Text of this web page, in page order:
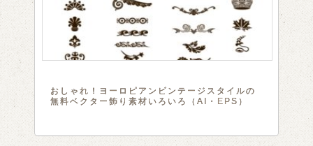
おしゃれ！ヨーロピアンビンテージスタイルの
無料ベクター飾り素材いろいろ（AI・EPS）